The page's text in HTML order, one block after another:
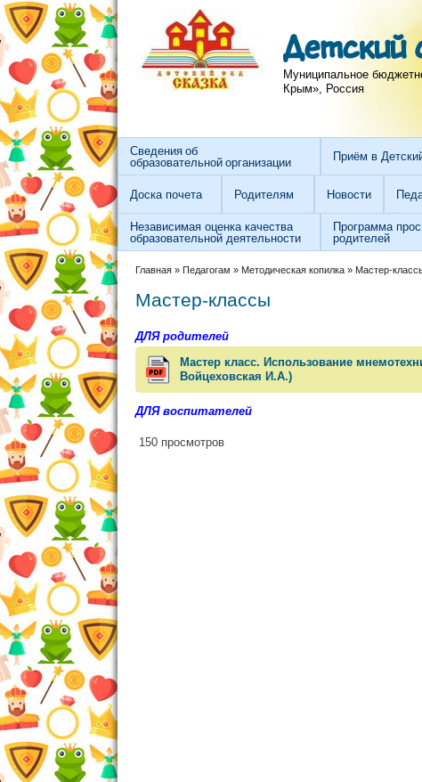
Перейти к основному содержанию
Skip to search
Детский
Муниципальное
Крым», Россия
Сведения об
образовательной организации
Приём в
Доска почета Родителям Новости
Независимая оценка качества
образовательной деятельности
Программа
родителей
Вы здесь
Главная» Педагогам » Методическая копилка» Мастер-
Мастер-классы
ДЛЯ родителей
Мастер класс. Использование
Войцеховская И.А.)
ДЛЯ воспитателей
150 просмотров